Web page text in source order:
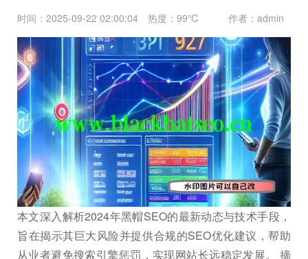
时间：2025-09-22 02:00:04 作者：admin
热度：99℃
本文深入解析2024年黑帽SEO的最新动态与技术手段，
旨在揭示其巨大风险并提供合规的SEO优化建议，帮助
从业者避免搜索引擎惩罚，实现网站长远稳定发展。 摘